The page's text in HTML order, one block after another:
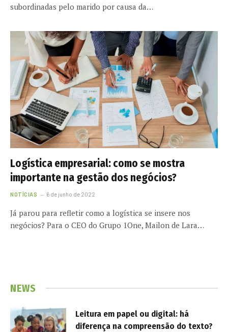
subordinadas pelo marido por causa da…
Logística empresarial: como se mostra
importante na gestão dos negócios?
NOTÍCIAS 6 de junho de 2022
Já parou para refletir como a logística se insere nos
negócios? Para o CEO do Grupo 1One, Mailon de Lara…
NEWS
Leitura em papel ou digital: há
diferença na compreensão do texto?